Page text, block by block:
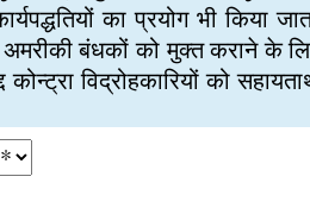
का प्रयोग भी किया
अमरीकी बंधकों को मुक्त कराने के
विद्रोहकारियों को